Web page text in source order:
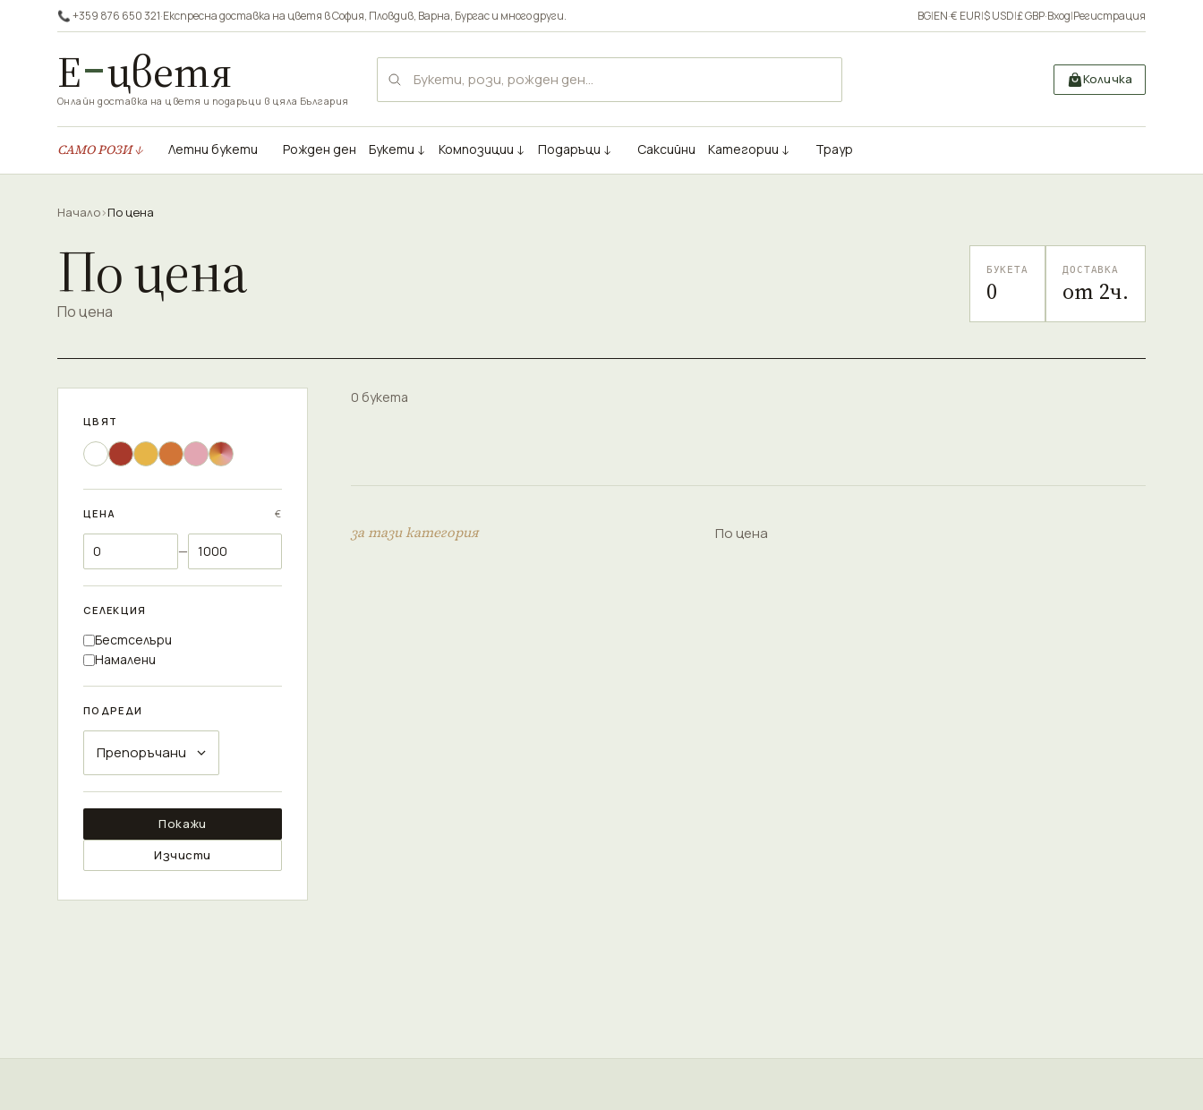
📞 +359 876 650 321·Експресна доставка на цветя вСофия, Пловдив, Варна, Бургаси много други. BG|EN·€ EUR|$ USD|£ GBP·Вход|Регистрация
Е цветя
Онлайн доставка на цветя и подаръци в цяла България
Количка
САМО РОЗИ ↓ Летни букети Рожден ден Букети ↓ Композиции ↓ Подаръци ↓ Саксийни Категории ↓ Траур
Начало›По цена
По цена
По цена
БУКЕТА
0
ДОСТАВКА
от 2ч.
ЦВЯТ
ЦЕНА €
—
СЕЛЕКЦИЯ
Бестселъри
Намалени
ПОДРЕДИ
Покажи
Изчисти
0 букета
за тази категория По цена